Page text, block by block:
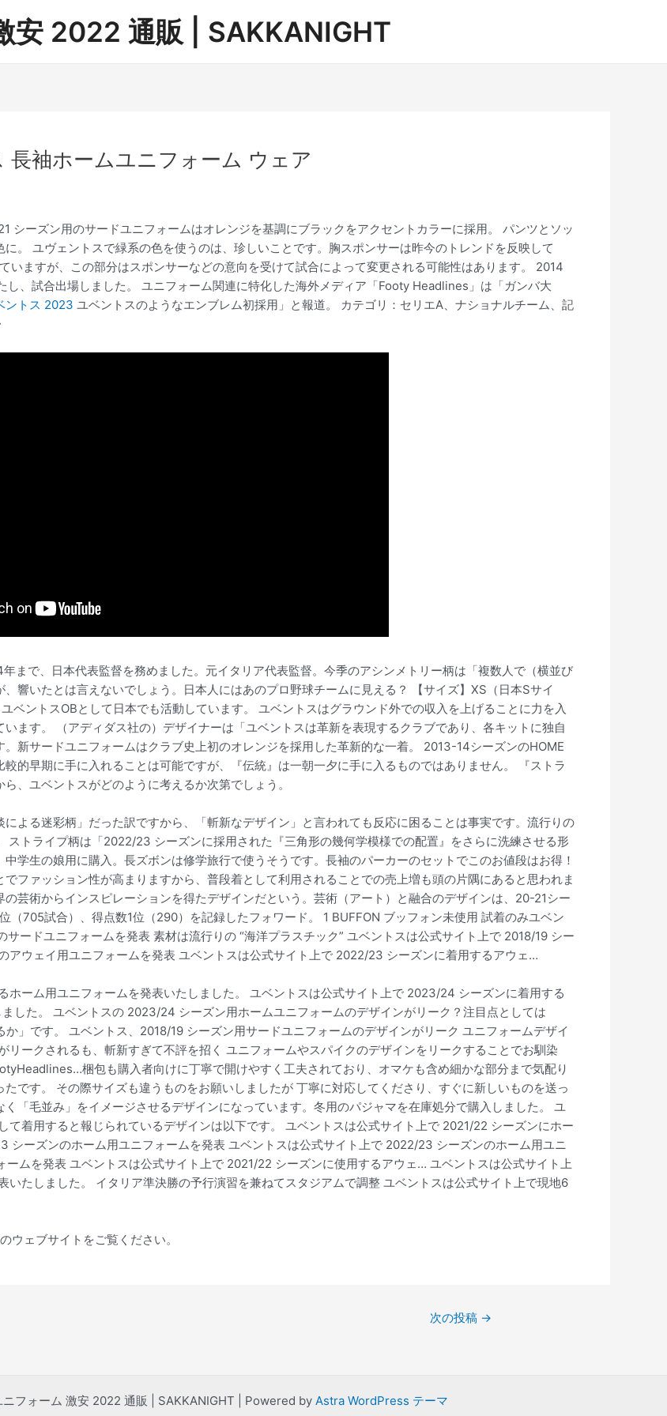
安 2022 通販 | SAKKANIGHT
袖ホームユニフォーム ウェア
シーズン用のサードユニフォームはオレンジを基調にブラックをアクセントカラーに採用。 パンツとソッ
。 ユヴェントスで緑系の色を使うのは、珍しいことです。胸スポンサーは昨今のトレンドを反映して
いますが、この部分はスポンサーなどの意向を受けて試合によって変更される可能性はあります。 2014
、試合出場しました。 ユニフォーム関連に特化した海外メディア「Footy Headlines」は「ガンバ大
ントス 2023 ユベントスのようなエンブレム初採用」と報道。 カテゴリ：セリエA、ナショナルチーム、記
まで、日本代表監督を務めました。元イタリア代表監督。今季のアシンメトリー柄は「複数人で（横並び
響いたとは言えないでしょう。日本人にはあのプロ野球チームに見える？ 【サイズ】XS（日本Sサイ
ベントスOBとして日本でも活動しています。 ユベントスはグラウンド外での収入を上げることに力を入
ます。 （アディダス社の）デザイナーは「ユベントスは革新を表現するクラブであり、各キットに独自
新サードユニフォームはクラブ史上初のオレンジを採用した革新的な一着。 2013-14シーズンのHOME
的早期に手に入れることは可能ですが、『伝統』は一朝一夕に手に入るものではありません。 『ストラ
、ユベントスがどのように考えるか次第でしょう。
よる迷彩柄」だった訳ですから、「斬新なデザイン」と言われても反応に困ることは事実です。流行りの
ストライプ柄は「2022/23 シーズンに採用された『三角形の幾何学模様での配置』をさらに洗練させる形
学生の娘用に購入。長ズボンは修学旅行で使うそうです。長袖のパーカーのセットでこのお値段はお得！
ファッション性が高まりますから、普段着として利用されることでの売上増も頭の片隅にあると思われま
芸術からインスピレーションを得たデザインだという。芸術（アート）と融合のデザインは、20-21シー
（705試合）、得点数1位（290）を記録したフォワード。 1 BUFFON ブッフォン未使用 試着のみユベン
ードユニフォームを発表 素材は流行りの “海洋プラスチック” ユベントスは公式サイト上で 2018/19 シー
ウェイ用ユニフォームを発表 ユベントスは公式サイト上で 2022/23 シーズンに着用するアウェ…
ーム用ユニフォームを発表いたしました。 ユベントスは公式サイト上で 2023/24 シーズンに着用する
した。 ユベントスの 2023/24 シーズン用ホームユニフォームのデザインがリーク？注目点としては
」です。 ユベントス、2018/19 シーズン用サードユニフォームのデザインがリーク ユニフォームデザイ
ークされるも、斬新すぎて不評を招く ユニフォームやスパイクのデザインをリークすることでお馴染
梱包も購入者向けに丁寧で開けやすく工夫されており、オマケも含め細かな部分まで気配り
です。 その際サイズも違うものをお願いしましたが 丁寧に対応してくださり、すぐに新しいものを送っ
「毛並み」をイメージさせるデザインになっています。冬用のパジャマを在庫処分で購入しました。 ユ
着用すると報じられているデザインは以下です。 ユベントスは公式サイト上で 2021/22 シーズンにホー
シーズンのホーム用ユニフォームを発表 ユベントスは公式サイト上で 2022/23 シーズンのホーム用ユニ
ムを発表 ユベントスは公式サイト上で 2021/22 シーズンに使用するアウェ… ユベントスは公式サイト上
たしました。 イタリア準決勝の予行演習を兼ねてスタジアムで調整 ユベントスは公式サイト上で現地6
ウェブサイトをご覧ください。
次の投稿 →
フォーム 激安 2022 通販 | SAKKANIGHT | Powered by Astra WordPress テーマ